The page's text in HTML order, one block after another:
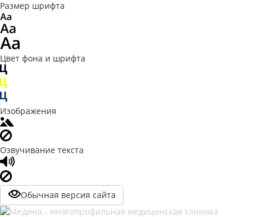
Размер шрифта
Цвет фона и шрифта
Изображения
Озвучивание текста
Обычная версия сайта